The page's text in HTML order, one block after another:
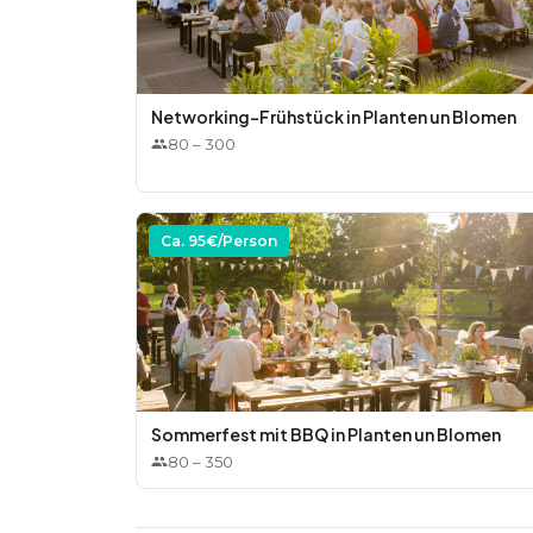
Networking-Frühstück in Planten un Blomen
80 –300
Ca. 95€/Person
Sommerfest mit BBQ in Planten un Blomen
80 –350